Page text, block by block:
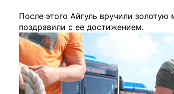
После этого Айгуль вручили
поздравили с ее достижением.